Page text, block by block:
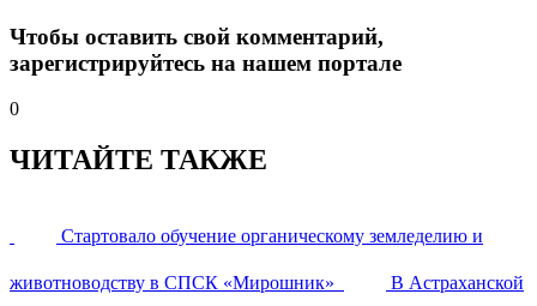
Чтобы оставить свой комментарий,
зарегистрируйтесь на нашем портале
0
ЧИТАЙТЕ ТАКЖЕ
Стартовало обучение органическому земледелию и
животноводству в СПСК «Мирошник» В Астраханской